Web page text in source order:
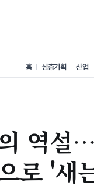
홈 심층기획 산업
역설…
로 '새